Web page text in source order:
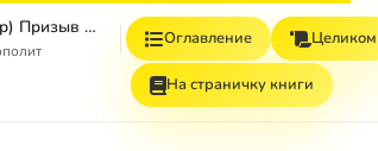
Митрополит Георгий (Ходр) Призыв Духа Оглавление Целиком
На страничку книги